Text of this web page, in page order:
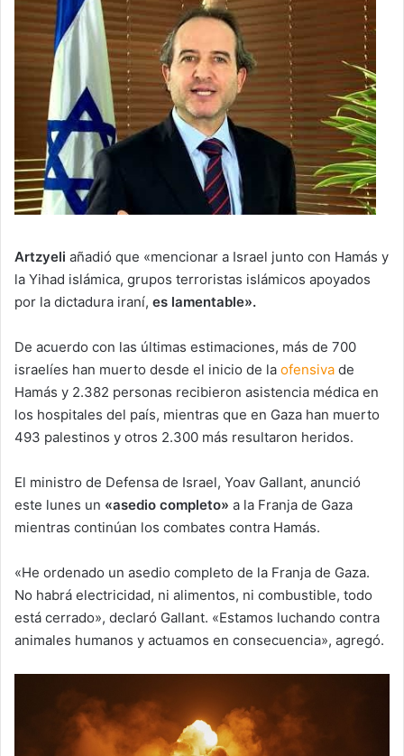
Artzyeli añadió que «mencionar a Israel junto con Hamás y
la Yihad islámica, grupos terroristas islámicos apoyados
por la dictadura iraní, es lamentable».
De acuerdo con las últimas estimaciones, más de 700
israelíes han muerto desde el inicio de la ofensiva de
Hamás y 2.382 personas recibieron asistencia médica en
los hospitales del país, mientras que en Gaza han muerto
493 palestinos y otros 2.300 más resultaron heridos.
El ministro de Defensa de Israel, Yoav Gallant, anunció
este lunes un «asedio completo» a la Franja de Gaza
mientras continúan los combates contra Hamás.
«He ordenado un asedio completo de la Franja de Gaza.
No habrá electricidad, ni alimentos, ni combustible, todo
está cerrado», declaró Gallant. «Estamos luchando contra
animales humanos y actuamos en consecuencia», agregó.